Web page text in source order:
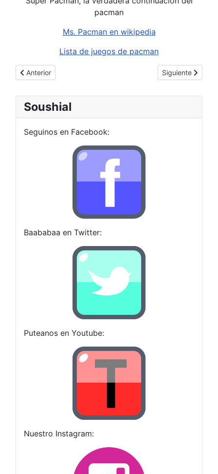
pacman
Ms. Pacman en wikipedia
Lista de juegos de pacman
Artículo anterior: Tributo a los "agarres" de Zangief
Anterior Artículo
Siguiente
Soushial
Seguinos en Facebook:
Baababaa en Twitter:
Puteanos en Youtube:
Nuestro Instagram: